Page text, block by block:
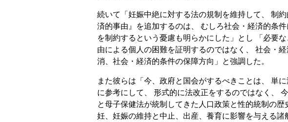
続いて「妊娠中絶に対する法の規制を維持して、 制
済的事由』を追加するのは、 むしろ社会・経済的条
を制約するという憂慮も明らかにした」とし 「必要
由による個人の困難を証明するのではなく、 社会・
消、社会・経済的条件の保障方向」と強調した。
また彼らは「今、政府と国会がするべきことは、 単
に参考にして、 形式的に法改正をするのではなく、
と母子保健法が統制してきた人口政策と性的統制の歴
妊、妊娠の維持と中止、出産、養育に影響を与える諸